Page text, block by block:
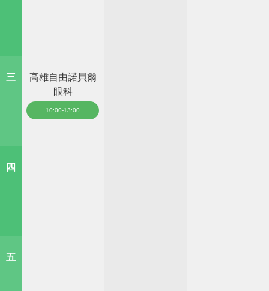
三
高雄自由諾貝爾
眼科
10:00-13:00
四
五